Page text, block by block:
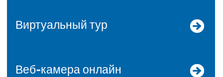
Виртуальный тур
Веб-камера онлайн